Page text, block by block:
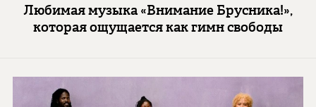
Любимая музыка «Внимание Брусника!»,
которая ощущается как гимн свободы